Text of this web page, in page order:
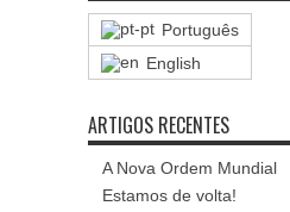
Português
English
ARTIGOS RECENTES
A Nova Ordem Mundial
Estamos de volta!